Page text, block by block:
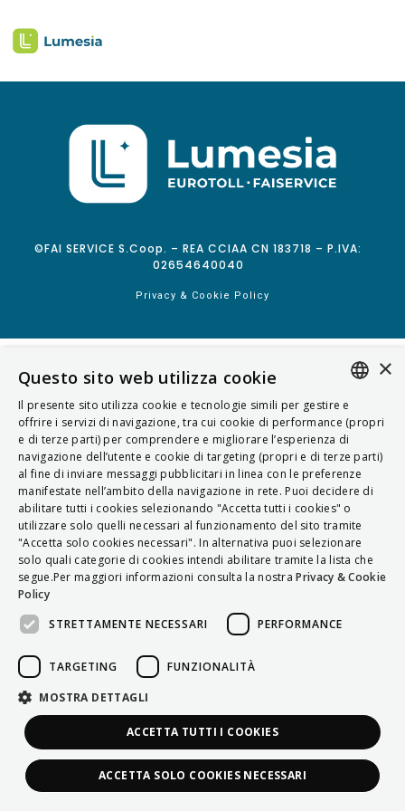
©FAI SERVICE S.Coop. – REA CCIAA CN 183718 – P.IVA:
02654640040
Privacy & Cookie Policy
ITALIAN
ENGLISH
FRENCH
HUNGARIAN
DEUTSCH
POLSKI
PORTUGUÊS
×
Questo sito web utilizza cookie
Il presente sito utilizza cookie e tecnologie simili per gestire e
offrire i servizi di navigazione, tra cui cookie di performance (propri
e di terze parti) per comprendere e migliorare l’esperienza di
navigazione dell’utente e cookie di targeting (propri e di terze parti)
al fine di inviare messaggi pubblicitari in linea con le preferenze
manifestate nell’ambito della navigazione in rete. Puoi decidere di
abilitare tutti i cookies selezionando "Accetta tutti i cookies" o
utilizzare solo quelli necessari al funzionamento del sito tramite
"Accetta solo cookies necessari". In alternativa puoi selezionare
solo quali categorie di cookies intendi abilitare tramite la lista che
segue.Per maggiori informazioni consulta la nostra Privacy & Cookie
Policy
STRETTAMENTE NECESSARI
PERFORMANCE
TARGETING FUNZIONALITÀ
MOSTRA DETTAGLI
ACCETTA TUTTI I COOKIES
ACCETTA SOLO COOKIES NECESSARI